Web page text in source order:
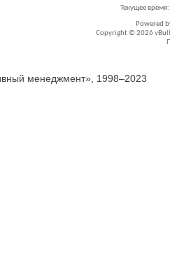
Текущее время:
Powered
Copyright © 2026
менеджмент», 1998–2023